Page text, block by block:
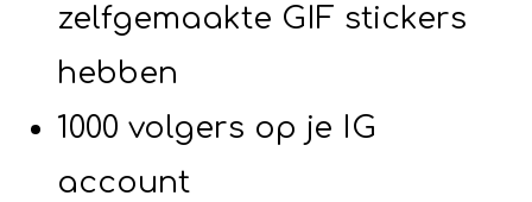
zelfgemaakte GIF stickers
hebben
1000 volgers op je IG
account